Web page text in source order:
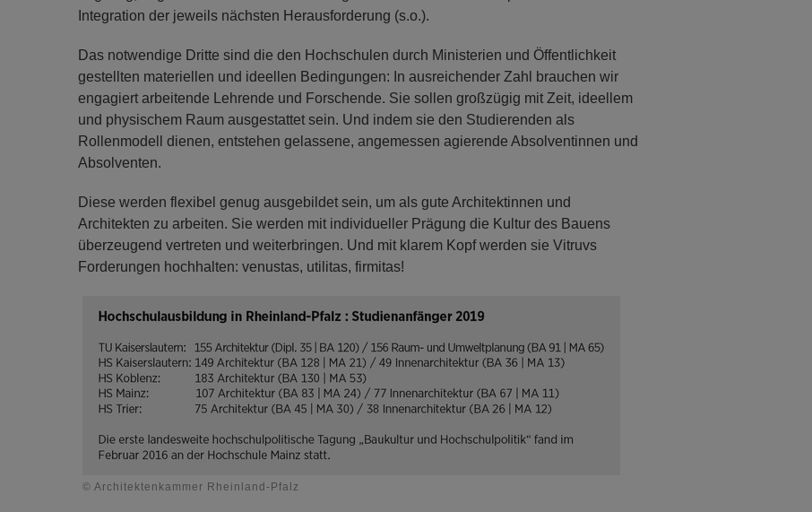
Integration der jeweils nächsten Herausforderung (s.o.).
Das notwendige Dritte sind die den Hochschulen durch Ministerien und Öffentlichkeit
gestellten materiellen und ideellen Bedingungen: In ausreichender Zahl brauchen wir
engagiert arbeitende Lehrende und Forschende. Sie sollen großzügig mit Zeit, ideellem
und physischem Raum ausgestattet sein. Und indem sie den Studierenden als
Rollenmodell dienen, entstehen gelassene, angemessen agierende Absolventinnen und
Absolventen.
Diese werden flexibel genug ausgebildet sein, um als gute Architektinnen und
Architekten zu arbeiten. Sie werden mit individueller Prägung die Kultur des Bauens
überzeugend vertreten und weiterbringen. Und mit klarem Kopf werden sie Vitruvs
Forderungen hochhalten: venustas, utilitas, firmitas!
© Architektenkammer Rheinland-Pfalz